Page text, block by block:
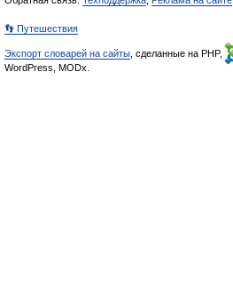
👣 Путешествия
Экспорт словарей на сайты , сделанные на PHP,
WordPress, MODx.